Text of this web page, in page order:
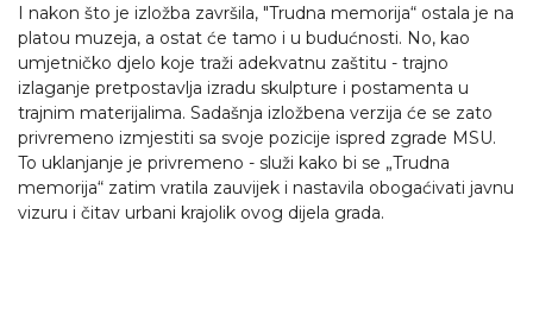
I nakon što je izložba završila, "Trudna memorija“ ostala je na
platou muzeja, a ostat će tamo i u budućnosti. No, kao
umjetničko djelo koje traži adekvatnu zaštitu - trajno
izlaganje pretpostavlja izradu skulpture i postamenta u
trajnim materijalima. Sadašnja izložbena verzija će se zato
privremeno izmjestiti sa svoje pozicije ispred zgrade MSU.
To uklanjanje je privremeno - služi kako bi se „Trudna
memorija“ zatim vratila zauvijek i nastavila obogaćivati javnu
vizuru i čitav urbani krajolik ovog dijela grada.